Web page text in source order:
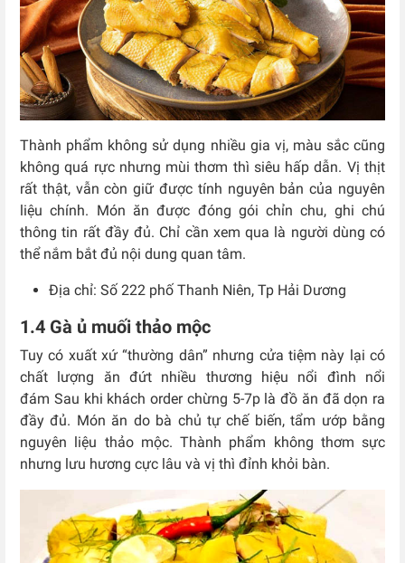
Thành phẩm không sử dụng nhiều gia vị, màu sắc cũng
không quá rực nhưng mùi thơm thì siêu hấp dẫn. Vị thịt
rất thật, vẫn còn giữ được tính nguyên bản của nguyên
liệu chính. Món ăn được đóng gói chỉn chu, ghi chú
thông tin rất đầy đủ. Chỉ cần xem qua là người dùng có
thể nắm bắt đủ nội dung quan tâm.
Địa chỉ: Số 222 phố Thanh Niên, Tp Hải Dương
1.4 Gà ủ muối thảo mộc
Tuy có xuất xứ “thường dân” nhưng cửa tiệm này lại có
chất lượng ăn đứt nhiều thương hiệu nổi đình nổi
đám Sau khi khách order chừng 5-7p là đồ ăn đã dọn ra
đầy đủ. Món ăn do bà chủ tự chế biến, tẩm ướp bằng
nguyên liệu thảo mộc. Thành phẩm không thơm sực
nhưng lưu hương cực lâu và vị thì đỉnh khỏi bàn.